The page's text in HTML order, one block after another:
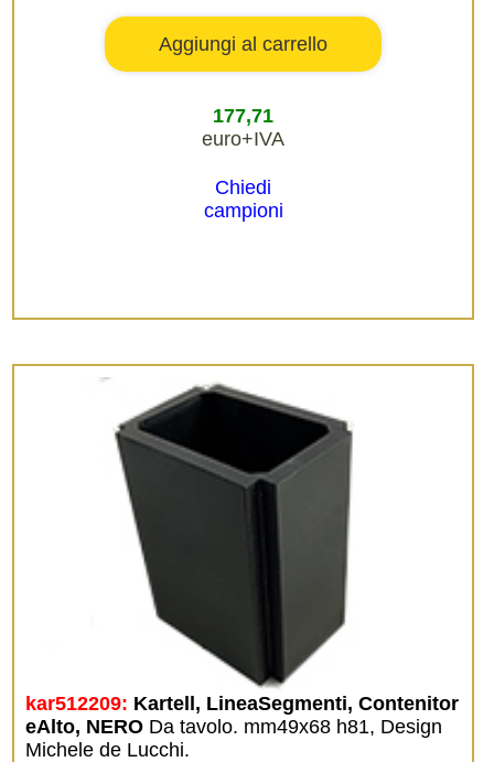
177,71
euro+IVA
Chiedi
campioni
kar512209: Kartell, LineaSegmenti, Contenitor
eAlto, NERO Da tavolo. mm49x68 h81, Design
Michele de Lucchi.